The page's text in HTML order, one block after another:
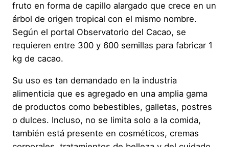
fruto en forma de capillo alargado que crece en un
árbol de origen tropical con el mismo nombre.
Según el portal Observatorio del Cacao, se
requieren entre 300 y 600 semillas para fabricar 1
kg de cacao.
Su uso es tan demandado en la industria
alimenticia que es agregado en una amplia gama
de productos como bebestibles, galletas, postres
o dulces. Incluso, no se limita solo a la comida,
también está presente en cosméticos, cremas